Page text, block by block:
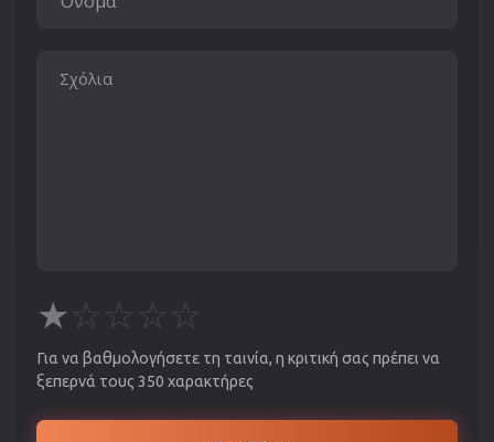
★☆☆☆☆
Για να βαθμολογήσετε τη ταινία, η κριτική σας πρέπει να
ξεπερνά τους 350 χαρακτήρες